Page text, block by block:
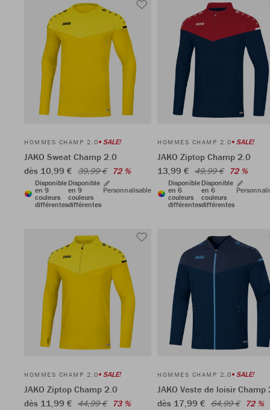
HOMMES CHAMP 2.0 SALE!
JAKO Sweat Champ 2.0
dès 10,99 € 39,99 € 72 %
Disponible
en 9
couleurs
différentes
Disponible
en 9
couleurs
différentes
Personnalisable
HOMMES CHAMP 2.0 SALE!
JAKO Ziptop Champ 2.0
13,99 € 49,99 € 72 %
Disponible
en 6
couleurs
différentes
Disponible
en 6
couleurs
différentes
HOMMES CHAMP 2.0 SALE!
JAKO Ziptop Champ 2.0
dès 11,99 € 44,99 € 73 %
HOMMES CHAMP 2.0 SALE!
JAKO Veste de loisir Champ
dès 17,99 € 64,99 € 72 %